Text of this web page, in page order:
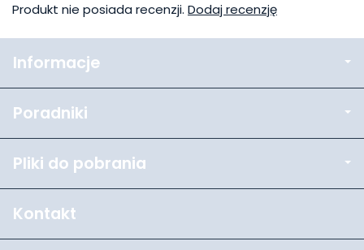
Produkt nie posiada recenzji. Dodaj recenzję
Informacje
Poradniki
Pliki do pobrania
Kontakt